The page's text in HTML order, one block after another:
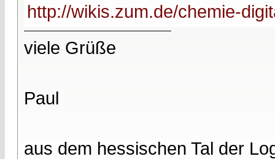
http://wikis.zum.de/chemie-
viele Grüße
Paul
aus dem hessischen Tal der